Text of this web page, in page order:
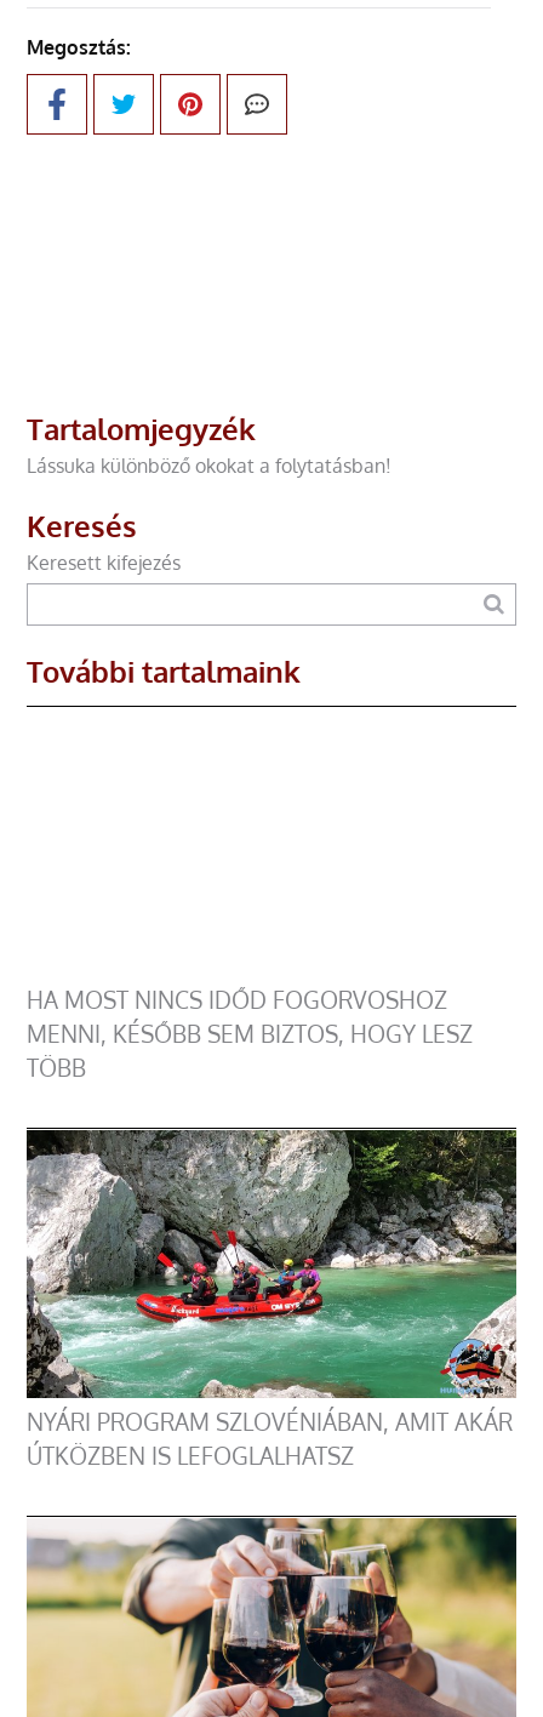
Megosztás:
Tartalomjegyzék
Lássuka különböző okokat a folytatásban!
Keresés
Keresett kifejezés
További tartalmaink
HA MOST NINCS IDŐD FOGORVOSHOZ
MENNI, KÉSŐBB SEM BIZTOS, HOGY LESZ
TÖBB
NYÁRI PROGRAM SZLOVÉNIÁBAN, AMIT AKÁR
ÚTKÖZBEN IS LEFOGLALHATSZ